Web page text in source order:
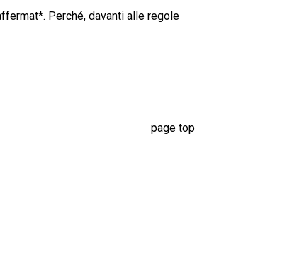
Perché, davanti alle regole
page top